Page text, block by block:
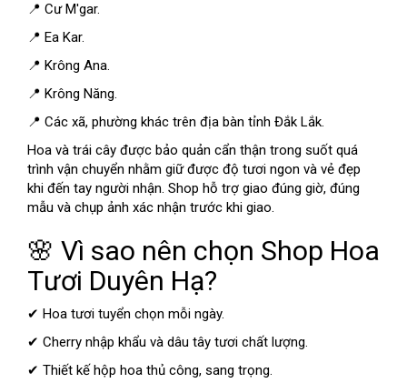
📍 Cư M'gar.
📍 Ea Kar.
📍 Krông Ana.
📍 Krông Năng.
📍 Các xã, phường khác trên địa bàn tỉnh Đắk Lắk.
Hoa và trái cây được bảo quản cẩn thận trong suốt quá
trình vận chuyển nhằm giữ được độ tươi ngon và vẻ đẹp
khi đến tay người nhận. Shop hỗ trợ giao đúng giờ, đúng
mẫu và chụp ảnh xác nhận trước khi giao.
🌸 Vì sao nên chọn Shop Hoa
Tươi Duyên Hạ?
✔ Hoa tươi tuyển chọn mỗi ngày.
✔ Cherry nhập khẩu và dâu tây tươi chất lượng.
✔ Thiết kế hộp hoa thủ công, sang trọng.